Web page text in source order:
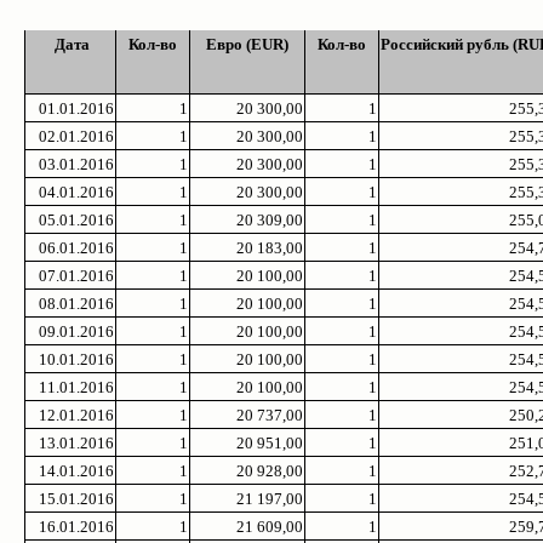
Дата Кол-во Евро (EUR) Кол-во Российский рубль
01.01.2016 1 20 300,00 1
02.01.2016
1 20 300,00 1
03.01.2016
1 20 300,00 1
04.01.2016
1 20 300,00 1
05.01.2016
1 20 309,00 1
06.01.2016
1 20 183,00 1
07.01.2016
1 20 100,00 1
08.01.2016
1 20 100,00 1
09.01.2016
1 20 100,00 1
10.01.2016
1 20 100,00 1
11.01.2016
1 20 100,00 1
12.01.2016
1 20 737,00 1
13.01.2016
1 20 951,00 1
14.01.2016
1 20 928,00 1
15.01.2016
1 21 197,00 1
16.01.2016
1 21 609,00 1